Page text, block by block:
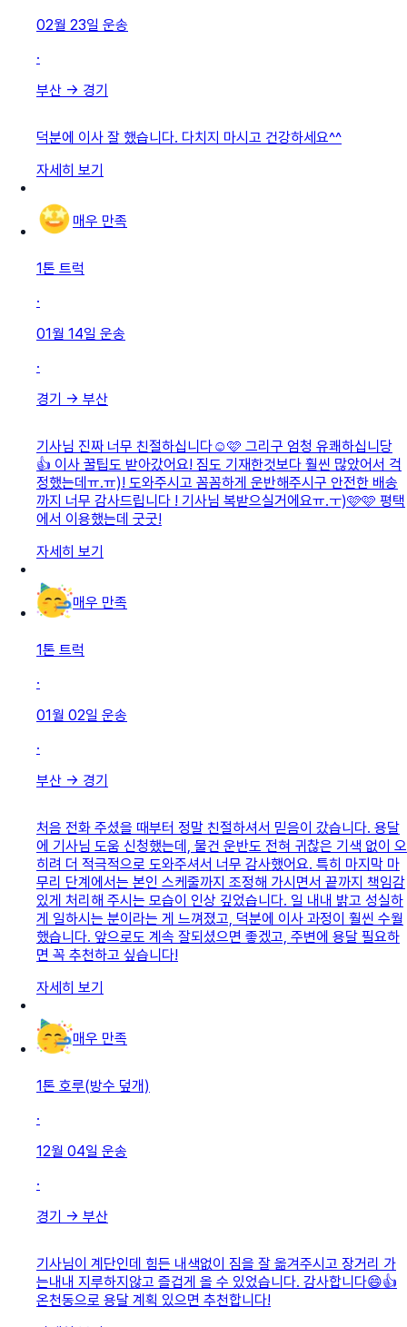
02월 23일 운송
·
부산 → 경기
덕분에 이사 잘 했습니다. 다치지 마시고 건강하세요^^
자세히 보기
매우 만족
1톤 트럭
·
01월 14일 운송
·
경기 → 부산
기사님 진짜 너무 친절하십니다☺️🩷 그리구 엄청 유쾌하십니당
👍 이사 꿀팁도 받아갔어요! 짐도 기재한것보다 훨씬 많았어서 걱
정했는데ㅠ.ㅠ)! 도와주시고 꼼꼼하게 운반해주시구 안전한 배송
까지 너무 감사드립니다 ! 기사님 복받으실거에요ㅠ.ㅜ)🩷🩷 평택
에서 이용했는데 굿굿!
자세히 보기
매우 만족
1톤 트럭
·
01월 02일 운송
·
부산 → 경기
처음 전화 주셨을 때부터 정말 친절하셔서 믿음이 갔습니다. 용달
에 기사님 도움 신청했는데, 물건 운반도 전혀 귀찮은 기색 없이 오
히려 더 적극적으로 도와주셔서 너무 감사했어요. 특히 마지막 마
무리 단계에서는 본인 스케줄까지 조정해 가시면서 끝까지 책임감
있게 처리해 주시는 모습이 인상 깊었습니다. 일 내내 밝고 성실하
게 일하시는 분이라는 게 느껴졌고, 덕분에 이사 과정이 훨씬 수월
했습니다. 앞으로도 계속 잘되셨으면 좋겠고, 주변에 용달 필요하
면 꼭 추천하고 싶습니다!
자세히 보기
매우 만족
1톤 호루(방수 덮개)
·
12월 04일 운송
·
경기 → 부산
기사님이 계단인데 힘든 내색없이 짐을 잘 옮겨주시고 장거리 가
는내내 지루하지않고 즐겁게 올 수 있었습니다. 감사합니다😄👍
온천동으로 용달 계획 있으면 추천합니다!